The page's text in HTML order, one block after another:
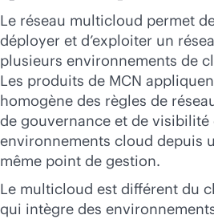
Le réseau multicloud permet
déployer et d’exploiter un
plusieurs environnements de
Les produits de MCN
homogène des règles de
de gouvernance et de visibilité
environnements cloud depuis
même point de gestion.
Le multicloud est différent du
qui intègre des